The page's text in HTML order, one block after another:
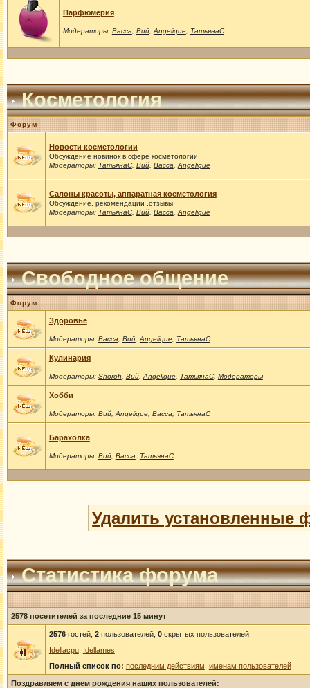
Парфюмерия
Модераторы: Васса Вий, Angelique, ТатьянаС
Косметология
Форум
Новости косметологии
Обсуждение новинок в сфере косметологии
Модераторы: ТатьянаС, Вий, Васса Angelique
Салоны красоты, аппаратная косметология
Обсуждение, рекомендации ,отзывы
Модераторы: ТатьянаС, Вий, Васса Angelique
Свободное общение
Форум
Здоровье
Модераторы: Васса Вий, Angelique, ТатьянаС
Кулинария
Модераторы: Shoroh Вий, Angelique, ТатьянаС, Модераторы
Хобби
Модераторы: Вий, Angelique, Васса ТатьянаС
Барахолка
Модераторы: Вий, Васса ТатьянаС
Удалить установленные
Статистика форума
2578 посетителей за последние 15 минут
2576гостей, 2пользователей, 0скрытых пользователей
Idellacpu, Idellames
Полный список по: последним действиям именам пользователей
Поздравляем с днем рождения наших пользователей: